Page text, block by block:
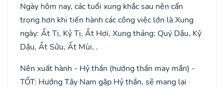
Ngày hôm nay, các tuổi xung khắc sau nên cẩn
trọng hơn khi tiến hành các công việc lớn là Xung
ngày: Ất Tị, Kỷ Tị, Ất Hợi, Xung tháng: Quý Dậu, Kỷ
Dậu, Ất Sửu, Ất Mùi, .
Nên xuất hành - Hỷ thần (hướng thần may mắn) -
TỐT: Hướng Tây Nam gặp Hỷ thần, sẽ mang lại